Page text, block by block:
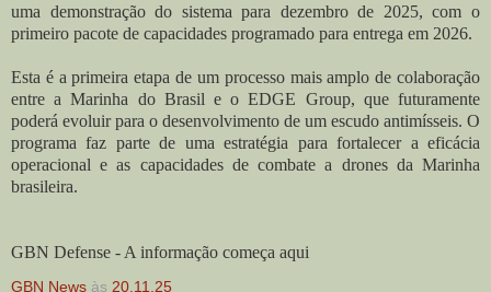
uma demonstração do sistema para dezembro de 2025, com o
primeiro pacote de capacidades programado para entrega em 2026.
Esta é a primeira etapa de um processo mais amplo de colaboração
entre a Marinha do Brasil e o EDGE Group, que futuramente
poderá evoluir para o desenvolvimento de um escudo antimísseis. O
programa faz parte de uma estratégia para fortalecer a eficácia
operacional e as capacidades de combate a drones da Marinha
brasileira.
GBN Defense - A informação começa aqui
GBN News às 20.11.25